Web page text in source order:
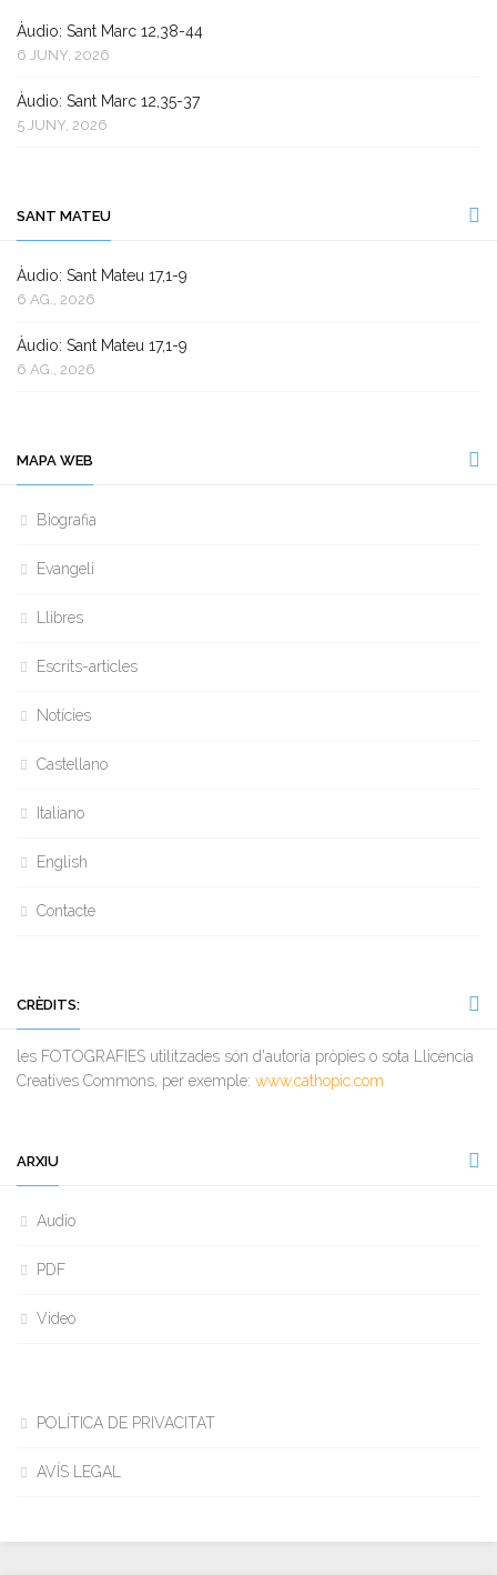
Àudio: Sant Marc 12,38-44
6 JUNY, 2026
Àudio: Sant Marc 12,35-37
5 JUNY, 2026
SANT MATEU
Àudio: Sant Mateu 17,1-9
6 AG., 2026
Àudio: Sant Mateu 17,1-9
6 AG., 2026
MAPA WEB
Biografia
Evangeli
Llibres
Escrits-articles
Notícies
Castellano
Italiano
English
Contacte
CRÈDITS:
les FOTOGRAFIES utilitzades són d'autoria pròpies o sota Llicència
Creatives Commons, per exemple: www.cathopic.com
ARXIU
Audio
PDF
Video
POLÍTICA DE PRIVACITAT
AVÍS LEGAL